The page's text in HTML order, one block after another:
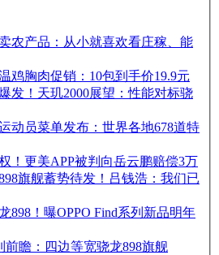
农产品：从小就喜欢看庄稼、能
鸡胸肉促销：10包到手价19.9元
发！天玑2000展望：性能对标骁
动员菜单发布：世界各地678道特
！更美APP被判向岳云鹏赔偿3万
旗舰蓄势待发！吕钱浩：我们已
898！曝OPPO Find系列新品明年
前瞻：四边等宽骁龙898旗舰